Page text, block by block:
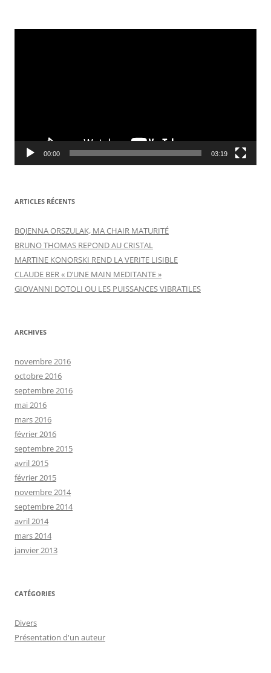
Lecteur
00:00 03:19
ARTICLES RÉCENTS
BOJENNA ORSZULAK, MA CHAIR MATURITÉ
BRUNO THOMAS REPOND AU CRISTAL
MARTINE KONORSKI REND LA VERITE LISIBLE
CLAUDE BER « D’UNE MAIN MEDITANTE »
GIOVANNI DOTOLI OU LES PUISSANCES VIBRATILES
ARCHIVES
novembre 2016
octobre 2016
septembre 2016
mai 2016
mars 2016
février 2016
septembre 2015
avril 2015
février 2015
novembre 2014
septembre 2014
avril 2014
mars 2014
janvier 2013
CATÉGORIES
Divers
Présentation d'un auteur